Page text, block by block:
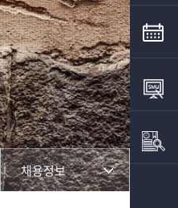
채용정보